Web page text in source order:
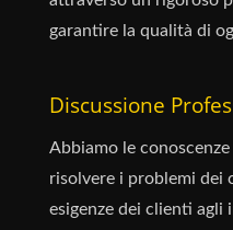
garantire la qualità di
Discussione
Abbiamo le
risolvere i problemi dei
esigenze dei clienti agli